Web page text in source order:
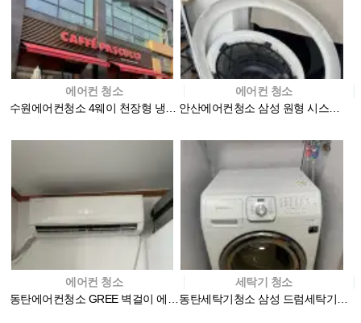
에어컨 청소
수원에어컨청소 4웨이 천장형 냉난방기 청소 후기
에어컨 청소
안산에어컨청소 삼성 원형 시스템에어컨 분해 청소로 공기…
에어컨 청소
동탄에어컨청소 GREE 벽걸이 에어컨 분해 청소
세탁기 청소
동탄세탁기청소 삼성 드럼세탁기 완전분해 청소는 전문 업…